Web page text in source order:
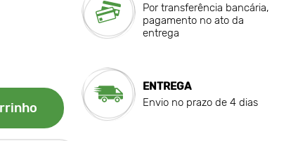
Por transferência bancária,
pagamento no ato da
entrega
ENTREGA
Envio no prazo de 4 dias